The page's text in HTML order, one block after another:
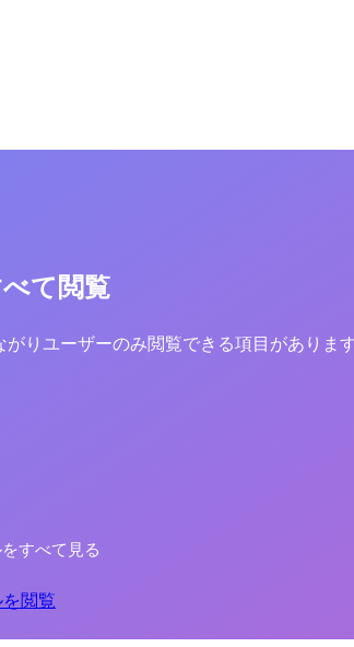
て閲覧
がりユーザーのみ閲覧できる項目がありま
すべて見る
閲覧